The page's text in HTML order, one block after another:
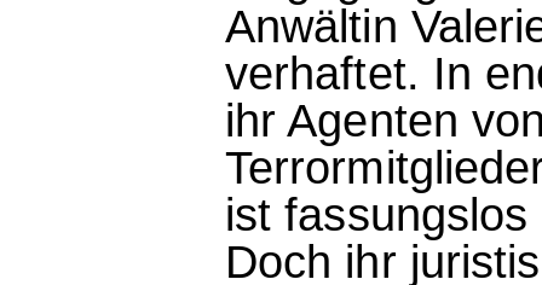
Anwältin
verhaftet. In
ihr Agenten
ist
Doch ihr